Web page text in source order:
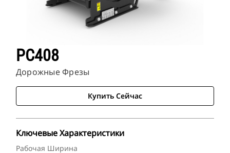
PC408
Дорожные Фрезы
Купить Сейчас
Ключевые Характеристики
Рабочая Ширина